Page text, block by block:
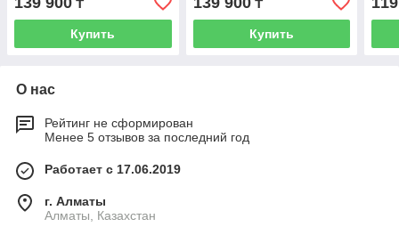
₸
Купить
₸
Купить
О нас
Рейтинг не сформирован
Менее 5 отзывов за последний год
Работает с 17.06.2019
г. Алматы
Алматы, Казахстан